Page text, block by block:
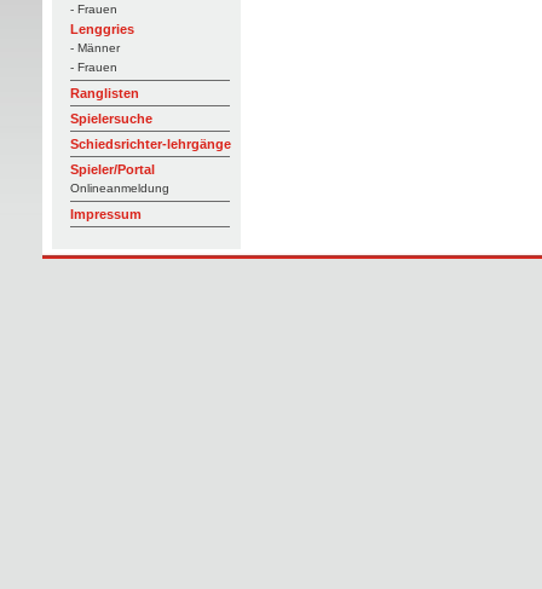
- Frauen
Lenggries
- Männer
- Frauen
Ranglisten
Spielersuche
Schiedsrichter-lehrgänge
Spieler/Portal
Onlineanmeldung
Impressum